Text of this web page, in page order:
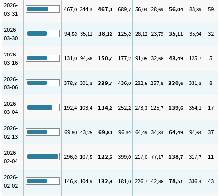
2026-
03-31
467,0 244,3 467,0 689,7 56,04 28,69 56,04 83,39 59
2026-
03-30
94,58 35,11 38,12 125,8 28,12 23,79 35,11 35,94 32
2026-
03-16
131,0 94,58 150,7 177,2 91,05 32,66 43,49 125,7 5
2026-
03-06
378,3 301,3 339,7 436,0 282,5 257,8 330,6 331,3 8
2026-
03-04
192,4 103,4 134,2 252,2 273,3 125,7 139,6 354,1 17
2026-
02-13
69,80 43,25 69,80 96,34 64,49 34,34 64,49 94,64 37
2026-
02-04
296,8 107,5 122,6 399,0 217,0 77,17 138,7 317,7 11
2026-
02-02
146,3 104,9 132,9 181,0 226,7 42,86 78,51 336,4 43